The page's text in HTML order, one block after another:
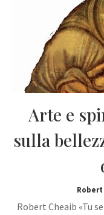
Arte e
sulla
Robert Cheaib «Tu